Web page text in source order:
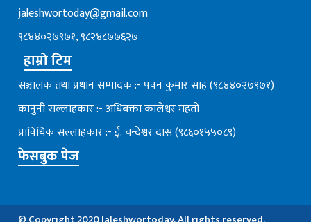
jaleshwortoday@gmail.com
९८४४०२७९७१, ९८२४८७७६२७
हाम्रो टिम
सञ्चालक तथा प्रधान सम्पादक :- पवन कुमार साह (९८४४०२७९७१)
कानुनी सल्लाहकार :- अधिबक्ता कालेश्वर महतो
प्राविधिक सल्लाहकार :- ई. चन्देश्वर दास (९८६०१५५०८९)
फेसबुक पेज